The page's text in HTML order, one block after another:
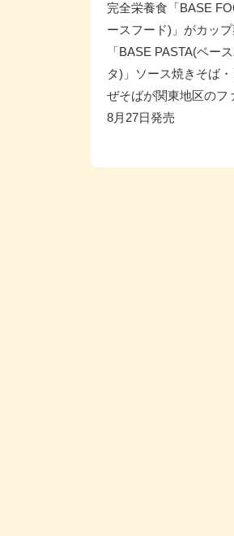
完全栄養食「BASE
ースフード)」がカップ
「BASE PASTA(ベー
タ)」ソース焼きそば・
ぜそばが関東地区のフ
8月27日発売